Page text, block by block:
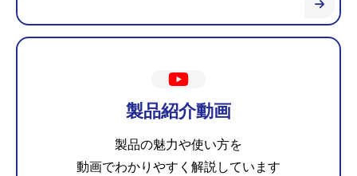
製品紹介動画
製品の魅力や使い方を
動画でわかりやすく解説しています